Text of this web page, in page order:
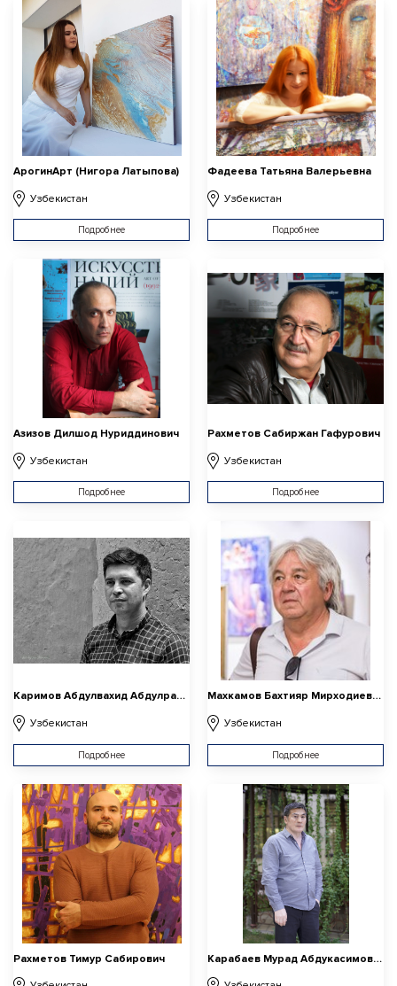
АрогинАрт (Нигора Латыпова)
Узбекистан
Подробнее
Фадеева Татьяна Валерьевна
Узбекистан
Подробнее
Азизов Дилшод Нуриддинович
Узбекистан
Подробнее
Рахметов Сабиржан Гафурович
Узбекистан
Подробнее
Каримов Абдулвахид Абдулрахмонович
Узбекистан
Подробнее
Махкамов Бахтияр Мирходиевич
Узбекистан
Подробнее
Рахметов Тимур Сабирович Карабаев Мурад Абдукасимович